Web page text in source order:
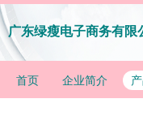
广东绿瘦电子商务有限
首页 企业简介